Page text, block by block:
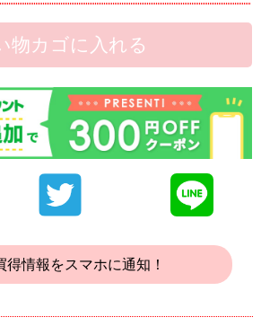
物カゴに入れる
情報をスマホに通知！